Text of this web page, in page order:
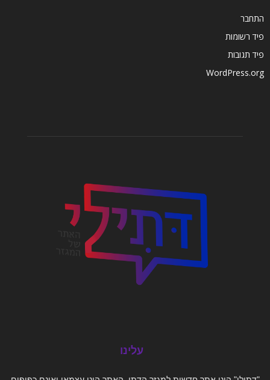
התחבר
פיד רשומות
פיד תגובות
WordPress.org
עלינו